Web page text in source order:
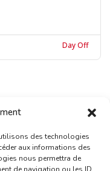
des technologies
aux informations des
nous permettra de
Day Off